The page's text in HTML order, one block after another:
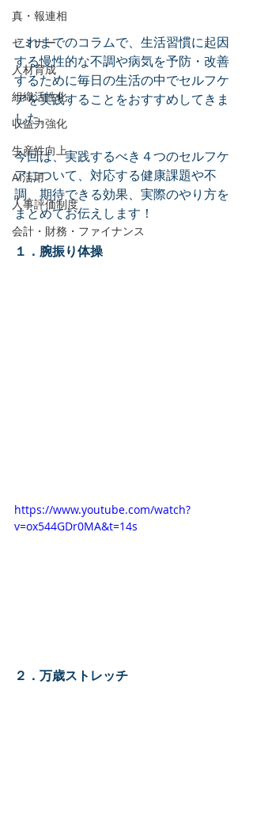
真・報連相
セミナー
人材育成
組織活性化
収益力強化
生産性向上
AI活用
人事評価制度
会計・財務・ファイナンス
これまでのコラムで、生活習慣に起因
する慢性的な不調や病気を予防・改善
するために毎日の生活の中でセルフケ
アを実践することをおすすめしてきま
した。
今回は、実践するべき４つのセルフケ
アについて、対応する健康課題や不
調、期待できる効果、実際のやり方を
まとめてお伝えします！
１．腕振り体操
https://www.youtube.com/watch?
v=ox544GDr0MA&t=14s
２．万歳ストレッチ